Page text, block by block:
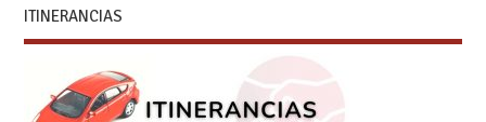
ITINERANCIAS